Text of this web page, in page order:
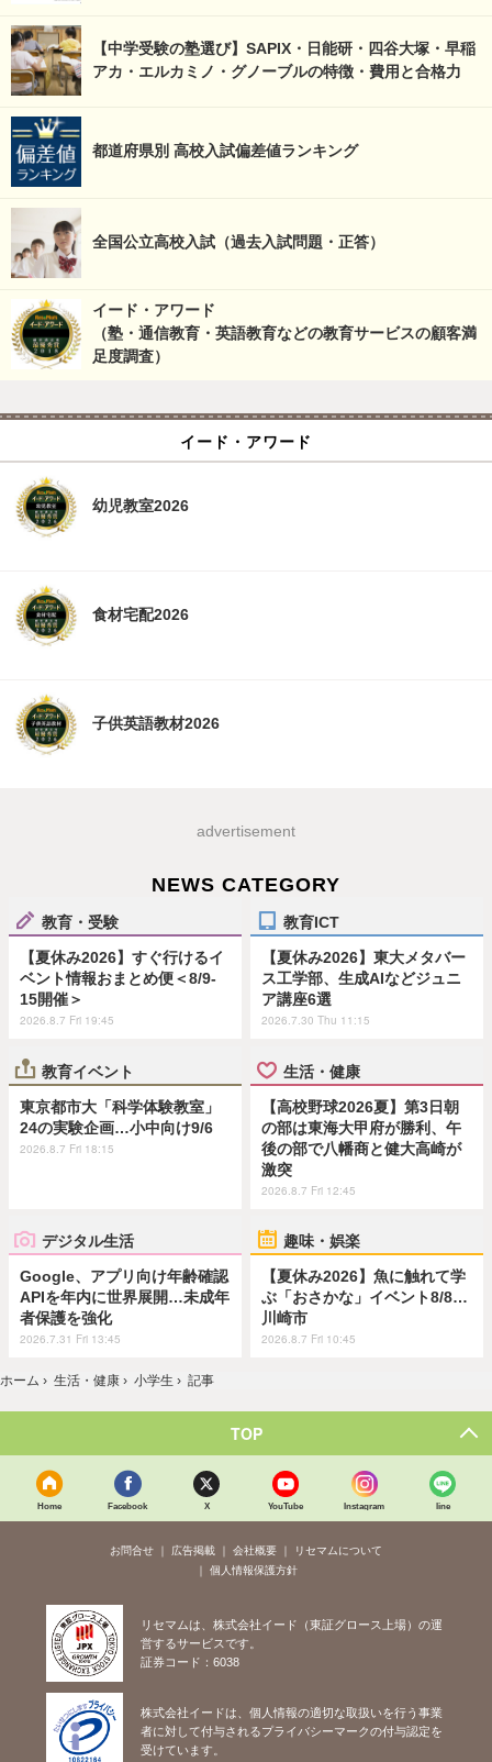
【中学受験の塾選び】SAPIX・日能研・四谷大塚・早稲
アカ・エルカミノ・グノーブルの特徴・費用と合格力
都道府県別 高校入試偏差値ランキング
全国公立高校入試（過去入試問題・正答）
イード・アワード
（塾・通信教育・英語教育などの教育サービスの顧客満
足度調査）
イード・アワード
幼児教室2026
食材宅配2026
子供英語教材2026
advertisement
NEWS CATEGORY
教育・受験
【夏休み2026】すぐ行けるイ
ベント情報おまとめ便＜8/9-
15開催＞
2026.8.7 Fri 19:45
教育ICT
【夏休み2026】東大メタバー
ス工学部、生成AIなどジュニ
ア講座6選
2026.7.30 Thu 11:15
教育イベント
東京都市大「科学体験教室」
24の実験企画…小中向け9/6
2026.8.7 Fri 18:15
生活・健康
【高校野球2026夏】第3日朝
の部は東海大甲府が勝利、午
後の部で八幡商と健大高崎が
激突
2026.8.7 Fri 12:45
デジタル生活
Google、アプリ向け年齢確認
APIを年内に世界展開…未成年
者保護を強化
2026.7.31 Fri 13:45
趣味・娯楽
【夏休み2026】魚に触れて学
ぶ「おさかな」イベント8/8…
川崎市
2026.8.7 Fri 10:45
ホーム › 生活・健康 › 小学生 › 記事
TOP
Home Facebook X YouTube Instagram line
お問合せ 広告掲載 会社概要
リセマムについて
個人情報保護方針
リセマムは、株式会社イード（東証グロース上場）の運
営するサービスです。
証券コード：6038
株式会社イードは、個人情報の適切な取扱いを行う事業
者に対して付与されるプライバシーマークの付与認定を
受けています。